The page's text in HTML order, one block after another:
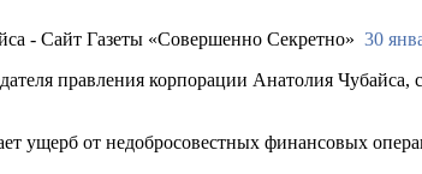
30
правления корпорации Анатолия Чубайса,
ущерб от недобросовестных финансовых